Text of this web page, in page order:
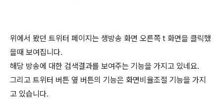
위에서 봤던 트위터 페이지는 생방송 화면 오른쪽 t 화면을 클릭했
을때 보여집니다.
해당 방송에 대한 검색결과를 보여주는 기능을 가지고 있네요.
그리고 트위터 버튼 옆 버튼의 기능은 화면비율조절 기능을 가지
고 있습니다.